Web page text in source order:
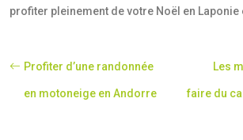
profiter pleinement de votre Noël en Laponie
Profiter d’une randonnée
en motoneige en Andorre
Les
faire du